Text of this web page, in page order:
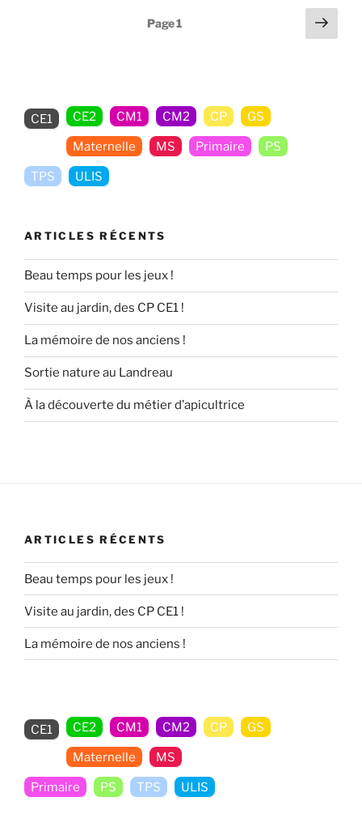
en
Page1
Page
CE1 CE2 CM1 CM2 CP GS
Maternelle MS Primaire PS
TPS ULIS
ARTICLES RÉCENTS
Beau temps pour les jeux !
Visite au jardin, des CP CE1 !
La mémoire de nos anciens !
Sortie nature au Landreau
À la découverte du métier d’apicultrice
ARTICLES RÉCENTS
Beau temps pour les jeux !
Visite au jardin, des CP CE1 !
La mémoire de nos anciens !
CE1 CE2 CM1 CM2 CP GS
Maternelle MS
Primaire PS TPS ULIS